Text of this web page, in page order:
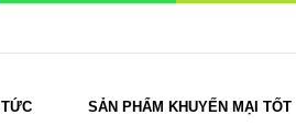
SẢN PHẨM KHUYẾN MẠI TỐT